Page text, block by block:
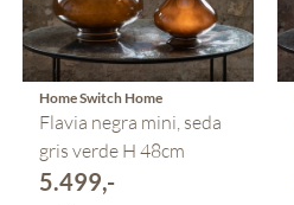
Home Switch Home
Flavia negra mini, seda
gris verde H 48cm
5.499,-